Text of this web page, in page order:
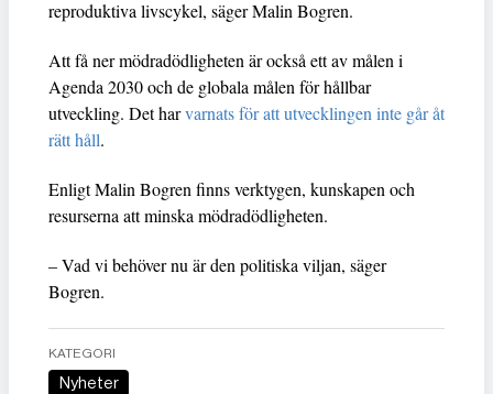
reproduktiva livscykel, säger Malin Bogren.
Att få ner mödradödligheten är också ett av målen i
Agenda 2030 och de globala målen för hållbar
utveckling. Det harvarnats för att utvecklingen inte går åt
rätt håll.
Enligt Malin Bogren finns verktygen, kunskapen och
resurserna att minska mödradödligheten.
– Vad vi behöver nu är den politiska viljan, säger
Bogren.
KATEGORI
Nyheter